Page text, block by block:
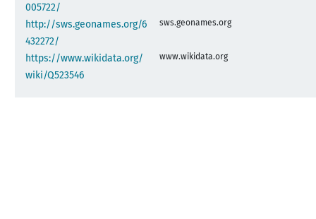
005722/
http://sws.geonames.org/6
432272/
sws.geonames.org
https://www.wikidata.org/
wiki/Q523546
www.wikidata.org